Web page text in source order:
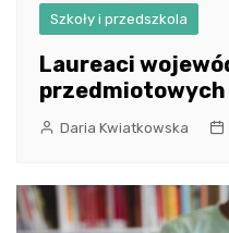
Szkoły i przedszkola
Laureaci
przedmiotowych
Daria Kwiatkowska